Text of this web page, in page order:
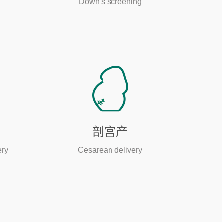
Down's screening
剖宫产
Cesarean delivery